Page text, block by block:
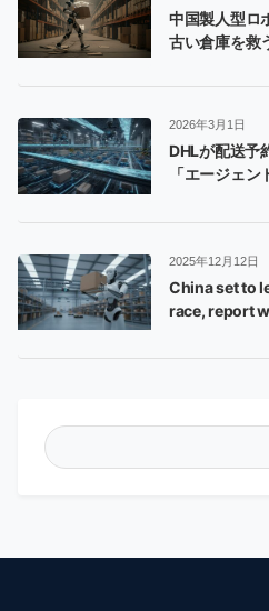
中国製人型ロ
古い倉庫を救
2026年3月1日
DHLが配送予
「エージェ
2025年12月12日
China set to
race, report